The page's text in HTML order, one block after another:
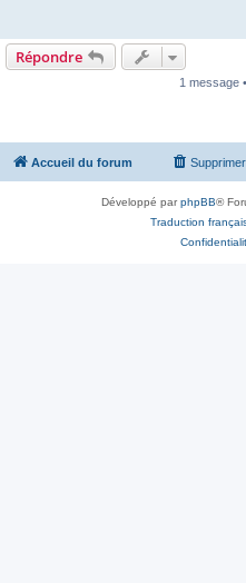
Répondre
1 message
Accueil du forum
Développé parphpBB®
Traduction